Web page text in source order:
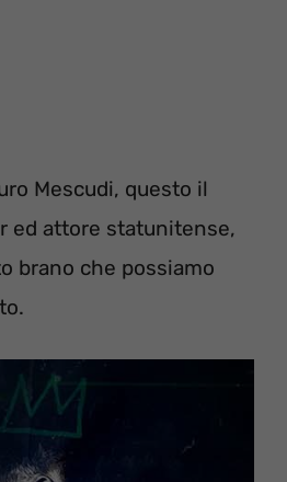
Mescudi, questo il
ed attore statunitense,
brano che possiamo